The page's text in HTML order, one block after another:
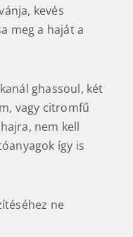
kevés
meg a haját a
ghassoul, két
vagy citromfű
nem kell
így is
ne